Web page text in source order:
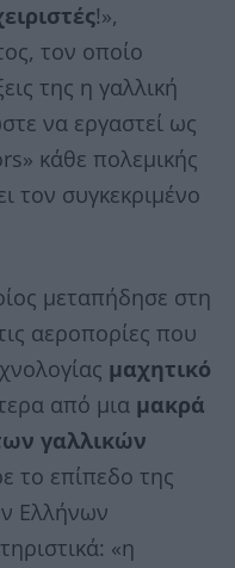
!»,
τον οποίο
της η γαλλική
να εργαστεί ως
κάθε πολεμικής
τον συγκεκριμένο
μεταπήδησε στη
αεροπορίες που
μαχητικό
από μια μακρά
γαλλικών
το επίπεδο της
Ελλήνων
«η